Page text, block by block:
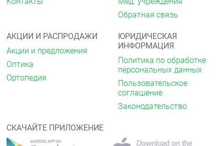
Трициклические антидепрессанты, пероральные
контрацептивы, аллопуринол нарушают
повышают его токсичность.
С барбитуратами, фенилбутазоном и
другими индукторами
микросомальных ферментов печени
микросомальных ферментов печени ослабляют
С седативными средствами и
Обратная связь
АКЦИИ И РАСПРОДАЖИ
Акции и предложения
Оптика
Ортопедия
ЮРИДИЧЕСКАЯ
ИНФОРМАЦИЯ
Политика по обработке
персональных данных
Пользовательское
соглашение
Законодательство
СКАЧАЙТЕ ПРИЛОЖЕНИЕ